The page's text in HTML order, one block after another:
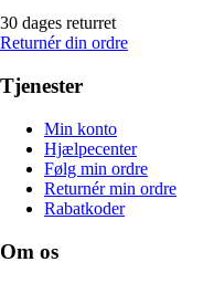
30 dages returret
Returnér din ordre
Tjenester
Min konto
Hjælpecenter
Følg min ordre
Returnér min ordre
Rabatkoder
Om os